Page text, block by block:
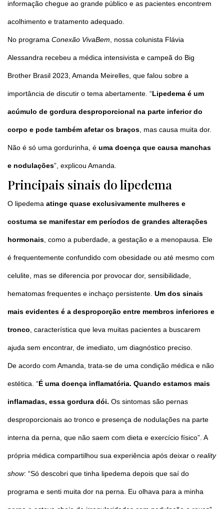
informação chegue ao grande público e as pacientes encontrem
acolhimento e tratamento adequado.
No programa Conexão VivaBem , nossa colunista Flávia
Alessandra recebeu a médica intensivista e campeã do Big
Brother Brasil 2023, Amanda Meirelles, que falou sobre a
importância de discutir o tema abertamente. “Lipedema é um
acúmulo de gordura desproporcional na parte inferior do
corpo e pode também afetar os braços , mas causa muita dor.
Não é só uma gordurinha, é uma doença que causa manchas
e nodulações”, explicou Amanda.
Principais sinais do lipedema
O lipedema atinge quase exclusivamente mulheres e
costuma se manifestar em períodos de grandes alterações
hormonais , como a puberdade, a gestação e a menopausa. Ele
é frequentemente confundido com obesidade ou até mesmo com
celulite, mas se diferencia por provocar dor, sensibilidade,
hematomas frequentes e inchaço persistente. Um dos sinais
mais evidentes é a desproporção entre membros inferiores e
tronco , característica que leva muitas pacientes a buscarem
ajuda sem encontrar, de imediato, um diagnóstico preciso.
De acordo com Amanda, trata-se de uma condição médica e não
estética. “É uma doença inflamatória. Quando estamos mais
inflamadas, essa gordura dói. Os sintomas são pernas
desproporcionais ao tronco e presença de nodulações na parte
interna da perna, que não saem com dieta e exercício físico”. A
própria médica compartilhou sua experiência após deixar o reality
show: “Só descobri que tinha lipedema depois que saí do
programa e senti muita dor na perna. Eu olhava para a minha